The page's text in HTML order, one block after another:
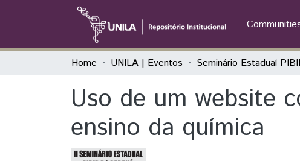
Home UNILA | Eventos
Uso de um website
ensino da química